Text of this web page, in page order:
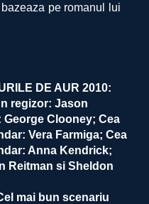
pe romanul lui
DE AUR 2010:
regizor: Jason
George Clooney; Cea
Vera Farmiga; Cea
Anna Kendrick;
Reitman si Sheldon
mai bun scenariu